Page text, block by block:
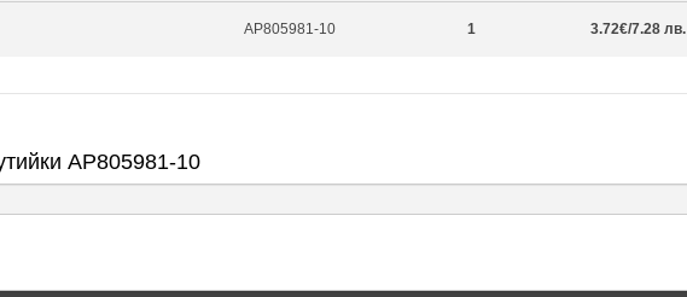
AP805981-10 1 3.72€/7.28
AP805981-10